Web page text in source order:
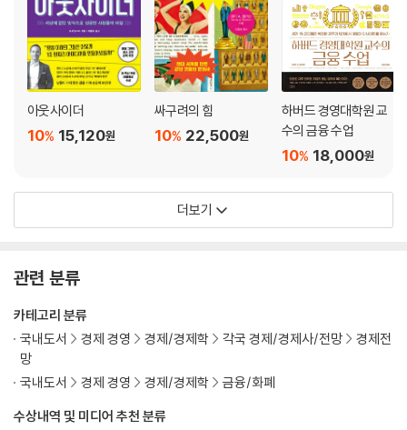
아웃사이더
15,120원
10%
싸구려의 힘
22,500원
10%
하버드 경영대학원 교
수의 금융 수업
18,000원
10%
더보기
관련 분류
수상내역 및 미디어 추천 분류
카테고리 분류
국내도서
경제 경영 경제/경제학 각국 경제/경제사/전망
경제전
망
국내도서
경제 경영 경제/경제학 금융/화폐